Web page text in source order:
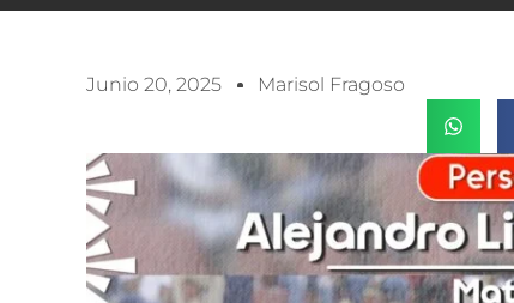
Junio 20, 2025 Marisol Fragoso